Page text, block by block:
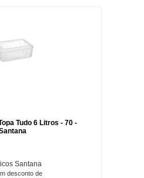
Tudo 6 Litros - 70 -
Santana
desconto de